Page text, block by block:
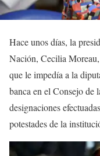
Hace unos días, la
Nación, Cecilia
que le impedía a la
banca en el Consejo de
designaciones
potestades de la